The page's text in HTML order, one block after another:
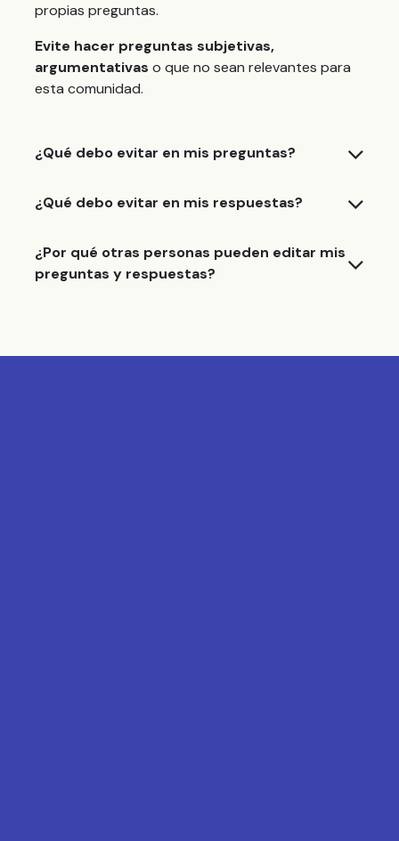
propias preguntas.
Evite hacer preguntas subjetivas,
argumentativas o que no sean relevantes para
esta comunidad.
¿Qué debo evitar en mis preguntas?
¿Qué debo evitar en mis respuestas?
¿Por qué otras personas pueden editar mis
preguntas y respuestas?